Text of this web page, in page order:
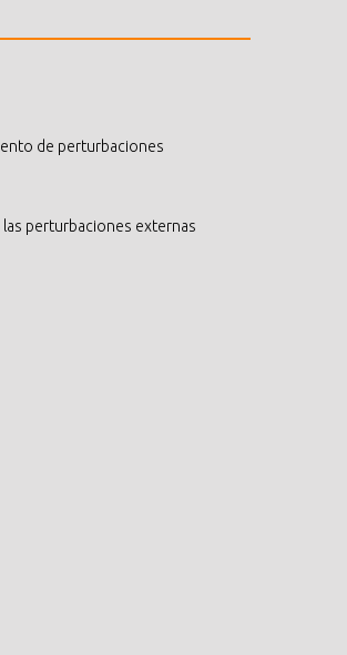
de perturbaciones
perturbaciones externas